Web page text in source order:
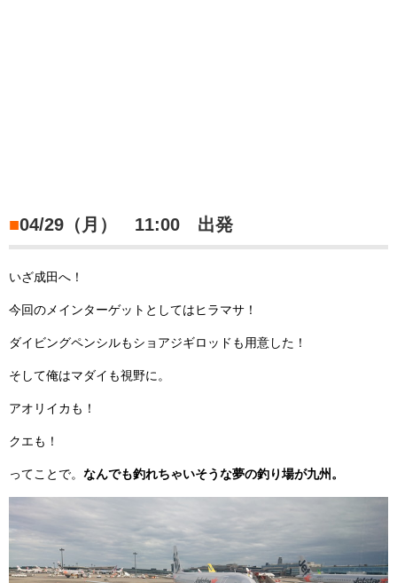
■04/29（月） 11:00 出発
いざ成田へ！
今回のメインターゲットとしてはヒラマサ！
ダイビングペンシルもショアジギロッドも用意した！
そして俺はマダイも視野に。
アオリイカも！
クエも！
ってことで。 なんでも釣れちゃいそうな夢の釣り場が九州。